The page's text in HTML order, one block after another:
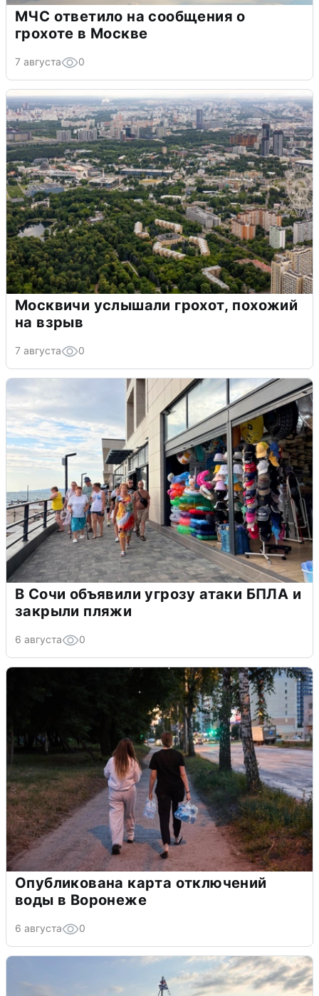
МЧС ответило на сообщения о
грохоте в Москве
7 августа 0
Москвичи услышали грохот, похожий
на взрыв
7 августа 0
В Сочи объявили угрозу атаки БПЛА и
закрыли пляжи
6 августа 0
Опубликована карта отключений
воды в Воронеже
6 августа 0